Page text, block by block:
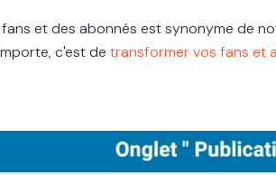
fans et des abonnés est synonyme de
c'est de transformer vos fans et